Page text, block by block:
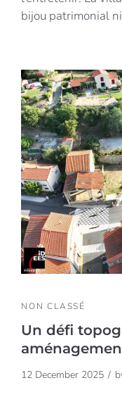
bijou patrimonial
NON CLASSÉ
Un défi
12 December 2025